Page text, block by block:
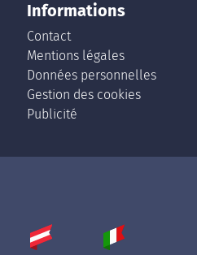
Informations
Contact
Mentions légales
Données personnelles
Gestion des cookies
Publicité